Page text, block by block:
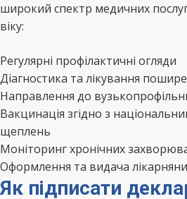
широкий спектр медичних послуг
віку:
Регулярні профілактичні огляди
Діагностика та лікування
Направлення до
Вакцинація згідно з
щеплень
Моніторинг хронічних
Оформлення та видача
Як підписати